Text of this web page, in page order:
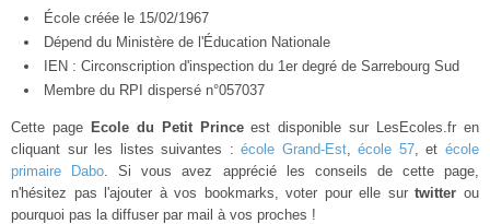
École créée le 15/02/1967
Dépend du Ministère de l'Éducation Nationale
IEN : Circonscription d'inspection du 1er degré de Sarrebourg Sud
Membre du RPI dispersé n°057037
Cette page Ecole du Petit Princeest disponible sur LesEcoles.fr en
cliquant sur les listes suivantes :école Grand-Est,école 57, etécole
primaire Dabo. Si vous avez apprécié les conseils de cette page,
n'hésitez pas l'ajouter à vos bookmarks, voter pour elle surtwitter ou
pourquoi pas la diffuser par mail à vos proches !